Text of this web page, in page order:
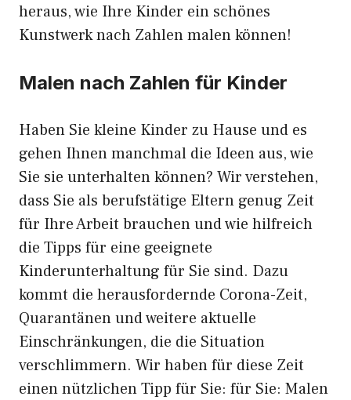
heraus, wie Ihre Kinder ein schönes
Kunstwerk nach Zahlen malen können!
Malen nach Zahlen für Kinder
Haben Sie kleine Kinder zu Hause und es
gehen Ihnen manchmal die Ideen aus, wie
Sie sie unterhalten können? Wir verstehen,
dass Sie als berufstätige Eltern genug Zeit
für Ihre Arbeit brauchen und wie hilfreich
die Tipps für eine geeignete
Kinderunterhaltung für Sie sind. Dazu
kommt die herausfordernde Corona-Zeit,
Quarantänen und weitere aktuelle
Einschränkungen, die die Situation
verschlimmern. Wir haben für diese Zeit
einen nützlichen Tipp für Sie: für Sie: Malen